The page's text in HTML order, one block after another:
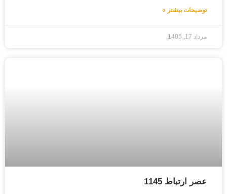
توضیحات بیشتر »
مرداد 17, 1405
عصر ارتباط 1145